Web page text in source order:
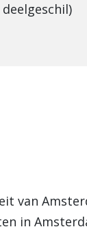
van
in